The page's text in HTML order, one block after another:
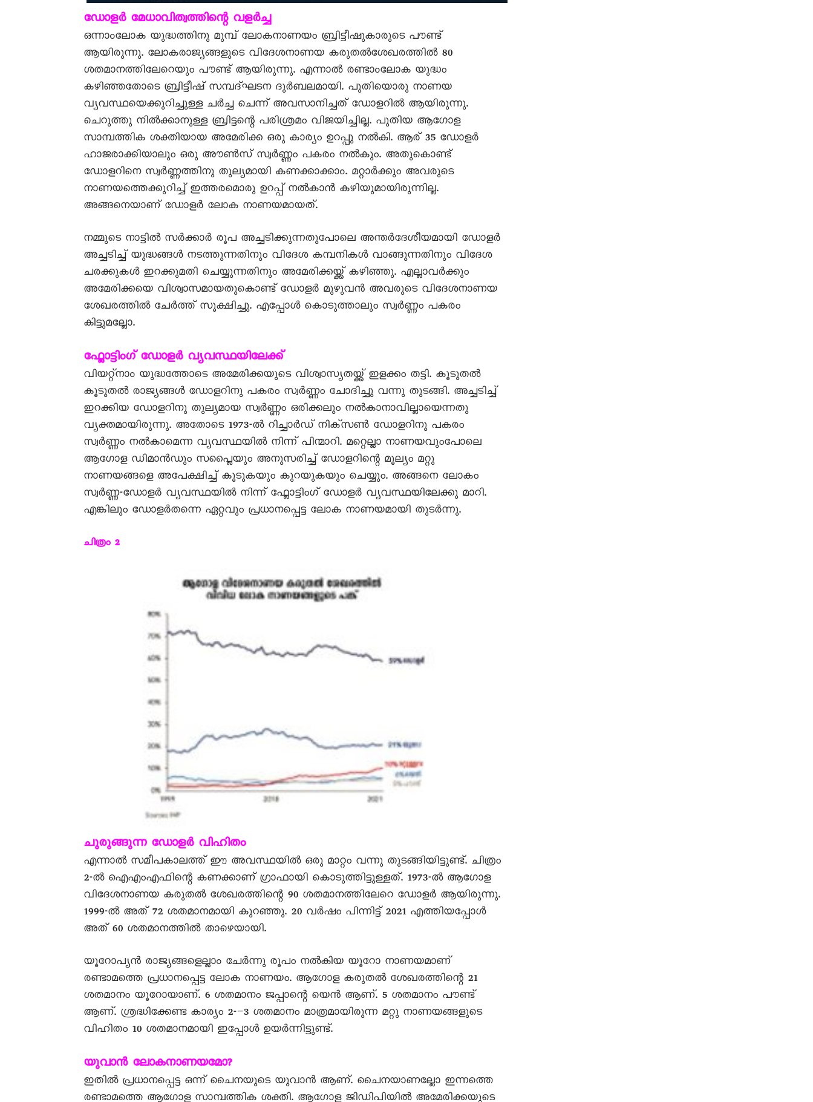
ഡോളർ മേധാവിത്വത്തിന്റെ വളർച്ച
ഒന്നാംലോക യുദ്ധത്തിനു മുമ്പ് ലോകനാണയം ബ്രിട്ടീഷുകാരുടെ പൗണ്ട്
ആയിരുന്നു. ലോകരാജ്യങ്ങളുടെ വിദേശനാണയ കരുതൽശേഖരത്തിൽ 80
ശതമാനത്തിലേറെയും പൗണ്ട് ആയിരുന്നു. എന്നാൽ രണ്ടാംലോക യുദ്ധം
കഴിഞ്ഞതോടെ ബ്രിട്ടീഷ് സമ്പദ്ഘടന ദുർബലമായി. പുതിയൊരു നാണയ
വ്യവസ്ഥയെക്കുറിച്ചുള്ള ചർച്ച ചെന്ന് അവസാനിച്ചത് ഡോളറിൽ ആയിരുന്നു.
ചെറുത്തു നിൽക്കാനുള്ള ബ്രിട്ടന്റെ പരിശ്രമം വിജയിച്ചില്ല. പുതിയ ആഗോള
സാമ്പത്തിക ശക്തിയായ അമേരിക്ക ഒരു കാര്യം ഉറപ്പു നൽകി. ആര് 35 ഡോളർ
ഹാജരാക്കിയാലും ഒരു അൗൺസ് സ്വർണ്ണം പകരം നൽകും. അതുകൊണ്ട്
ഡോളറിനെ സ്വർണ്ണത്തിനു തുല്യമായി കണക്കാക്കാം. മറ്റാർക്കും അവരുടെ
നാണയത്തെക്കുറിച്ച് ഇത്തരമൊരു ഉറപ്പ് നൽകാൻ കഴിയുമായിരുന്നില്ല.
അങ്ങനെയാണ് ഡോളർ ലോക നാണയമായത്.
നമ്മുടെ നാട്ടിൽ സർക്കാർ രൂപ അച്ചടിക്കുന്നതുപോലെ അന്തർദേശീയമായി ഡോളർ
അച്ചടിച്ച് യുദ്ധങ്ങൾ നടത്തുന്നതിനും വിദേശ കമ്പനികൾ വാങ്ങുന്നതിനും വിദേശ
ചരക്കുകൾ ഇറക്കുമതി ചെയ്യുന്നതിനും അമേരിക്കയ്ക്ക് കഴിഞ്ഞു. എല്ലാവർക്കും
അമേരിക്കയെ വിശ്വാസമായതുകൊണ്ട് ഡോളർ മുഴുവൻ അവരുടെ വിദേശനാണയ
ശേഖരത്തിൽ ചേർത്ത് സൂക്ഷിച്ചു. എപ്പോൾ കൊടുത്താലും സ്വർണ്ണം പകരം
കിട്ടുമല്ലോ.
ഫ്ലോട്ടിംഗ് ഡോളർ വ്യവസ്ഥയിലേക്ക്
വിയറ്റ്നാം യുദ്ധത്തോടെ അമേരിക്കയുടെ വിശ്വാസ്യതയ്ക്ക് ഇളക്കം തട്ടി. കൂടുതൽ
കൂടുതൽ രാജ്യങ്ങൾ ഡോളറിനു പകരം സ്വർണ്ണം ചോദിച്ചു വന്നു തുടങ്ങി. അച്ചടിച്ച്
ഇറക്കിയ ഡോളറിനു തുല്യമായ സ്വർണ്ണം ഒരിക്കലും നൽകാനാവില്ലായെന്നതു
വ്യക്തമായിരുന്നു. അതോടെ 1973-ൽ റിച്ചാർഡ് നിക്സൺ ഡോളറിനു പകരം
സ്വർണ്ണം നൽകാമെന്ന വ്യവസ്ഥയിൽ നിന്ന് പിന്മാറി. മറ്റെല്ലാ നാണയവുംപോലെ
ആഗോള ഡിമാൻഡും സപ്ലൈയും അനുസരിച്ച് ഡോളറിന്റെ മൂല്യം മറ്റു
നാണയങ്ങളെ അപേക്ഷിച്ച് കൂടുകയും കുറയുകയും ചെയ്യും. അങ്ങനെ ലോകം
സ്വർണ്ണ-ഡോളർ വ്യവസ്ഥയിൽ നിന്ന് ഫ്ലോട്ടിംഗ് ഡോളർ വ്യവസ്ഥയിലേക്കു മാറി.
എങ്കിലും ഡോളർതന്നെ ഏറ്റവും പ്രധാനപ്പെട്ട ലോക നാണയമായി തുടർന്നു.
ചിത്രം 2
ചുരുങ്ങുന്ന ഡോളർ വിഹിതം­
എന്നാൽ സമീപകാലത്ത് ഈ അവസ്ഥയിൽ ഒരു മാറ്റം വന്നു തുടങ്ങിയിട്ടുണ്ട്. ചിത്രം
2-ൽ ഐഎംഎഫിന്റെ കണക്കാണ് ഗ്രാഫായി കൊടുത്തിട്ടുള്ളത്. 1973-ൽ ആഗോള
വിദേശനാണയ കരുതൽ ശേഖരത്തിന്റെ 90 ശതമാനത്തിലേറെ ഡോളർ ആയിരുന്നു.
1999-ൽ അത് 72 ശതമാനമായി കുറഞ്ഞു. 20 വർഷം പിന്നിട്ട് 2021 എത്തിയപ്പോൾ
അത് 60 ശതമാനത്തിൽ താഴെയായി.
യൂറോപ്യൻ രാജ്യങ്ങളെല്ലാം ചേർന്നു രൂപം നൽകിയ യൂറോ നാണയമാണ്
രണ്ടാമത്തെ പ്രധാനപ്പെട്ട ലോക നാണയം. ആഗോള കരുതൽ ശേഖരത്തിന്റെ 21
ശതമാനം യൂറോയാണ്. 6 ശതമാനം ജപ്പാന്റെ യെൻ ആണ്. 5 ശതമാനം പൗണ്ട്
ആണ്. ശ്രദ്ധിക്കേണ്ട കാര്യം 2-–3 ശതമാനം മാത്രമായിരുന്ന മറ്റു നാണയങ്ങളുടെ
വിഹിതം 10 ശതമാനമായി ഇപ്പോൾ ഉയർന്നിട്ടുണ്ട്.
യുവാൻ ലോകനാണയമോ?
ഇതിൽ പ്രധാനപ്പെട്ട ഒന്ന് ചൈനയുടെ യുവാൻ ആണ്. ചൈനയാണല്ലോ ഇന്നത്തെ
രണ്ടാമത്തെ ആഗോള സാമ്പത്തിക ശക്തി. ആഗോള ജിഡിപിയിൽ അമേരിക്കയുടെ